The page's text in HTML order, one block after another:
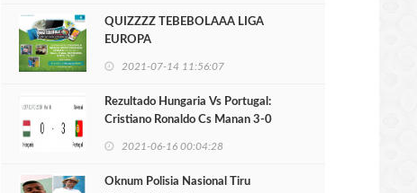
QUIZZZZ TEBEBOLAAA LIGA
EUROPA
2021-07-14 11:56:07
Rezultado Hungaria Vs Portugal:
Cristiano Ronaldo Cs Manan 3-0
2021-06-16 00:04:28
Oknum Polisia Nasional Tiru